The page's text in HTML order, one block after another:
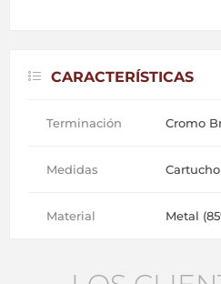
CARACTERÍSTICAS
Terminación Cromo
Medidas
Material Metal